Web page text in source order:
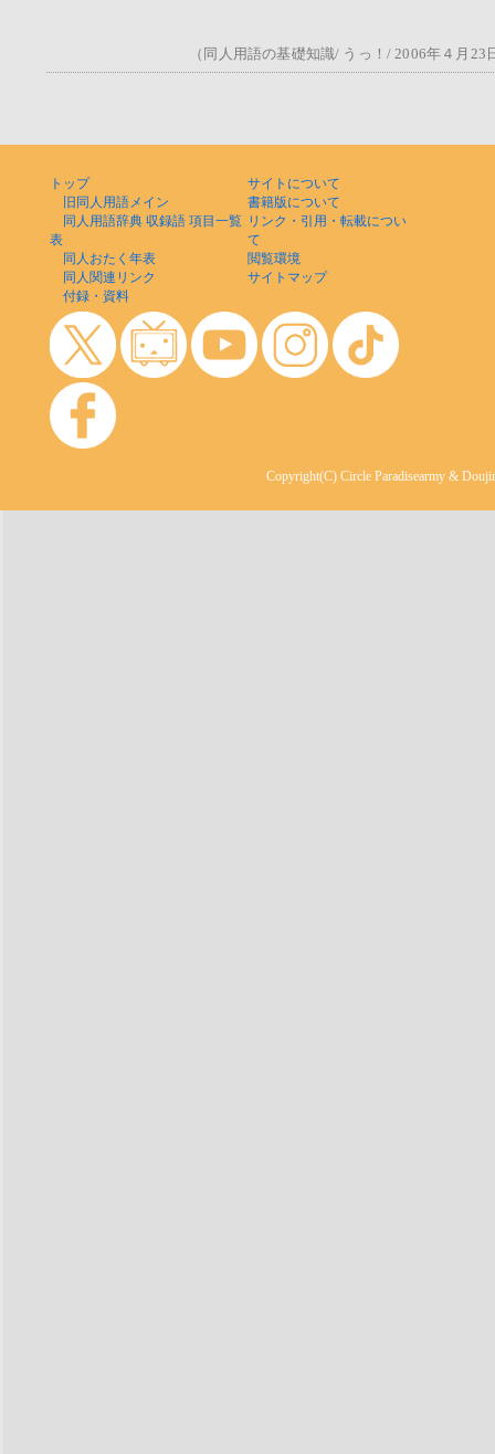
（同人用語の基礎知識/ うっ！/ 2006年４月
トップ
旧同人用語メイン
同人用語辞典 収録語 項目一覧
表
同人おたく年表
同人関連リンク
付録・資料
サイトについて
書籍版について
リンク・引用・転載につい
て
閲覧環境
サイトマップ
Copyright(C) Circle Paradisearmy &